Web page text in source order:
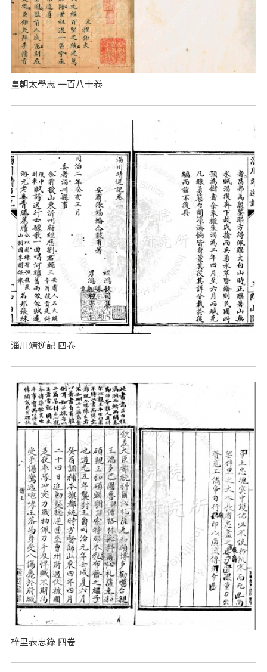
皇朝太學志 一百八十卷
淄川靖逆記 四卷
梓里表忠錄 四卷